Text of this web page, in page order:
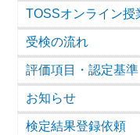
TOSSオンライン授
受検の流れ
評価項目・認定基準
お知らせ
検定結果登録依頼